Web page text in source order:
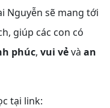
Nguyễn sẽ mang tới
giúp các con có
phúc, vui vẻvà an
tại link: